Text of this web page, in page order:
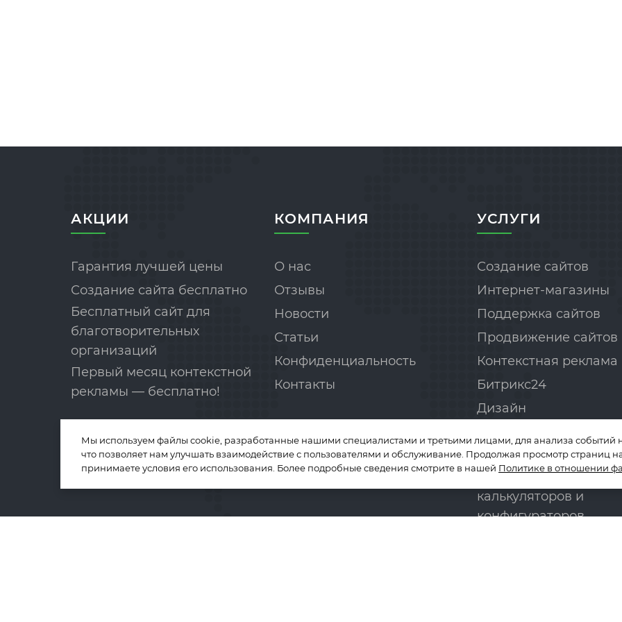
АКЦИИ
Гарантия лучшей цены
Создание сайта бесплатно
Бесплатный сайт для
благотворительных
организаций
Первый месяц контекстной
рекламы — бесплатно!
КОМПАНИЯ
О нас
Отзывы
Новости
Статьи
Конфиденциальность
Контакты
УСЛУГИ
Создание сайтов
Интернет-магазины
Поддержка сайтов
Продвижение сайтов
Контекстная реклама
Битрикс24
Дизайн
Вёрстка сайтов
Разработка онлайн-
калькуляторов и
конфигураторов
Мы используем файлы cookie, разработанные нашими специалистами и третьими лицами, для анализа событий
что позволяет нам улучшать взаимодействие с пользователями и обслуживание. Продолжая просмотр страниц
принимаете условия его использования. Более подробные сведения смотрите в нашей Политике в отношении